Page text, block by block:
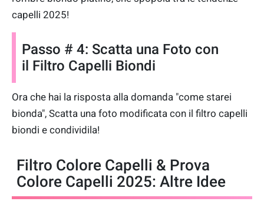
capelli 2025!
Passo # 4: Scatta una Foto con
il Filtro Capelli Biondi
Ora che hai la risposta alla domanda "come starei
bionda", Scatta una foto modificata con il filtro capelli
biondi e condividila!
Filtro Colore Capelli & Prova
Colore Capelli 2025: Altre Idee